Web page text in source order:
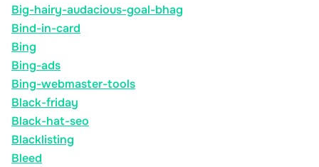
Big-hairy-audacious-goal-bhag
Bind-in-card
Bing
Bing-ads
Bing-webmaster-tools
Black-friday
Black-hat-seo
Blacklisting
Bleed